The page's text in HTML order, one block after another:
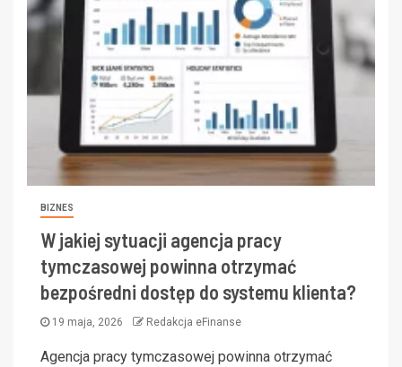
BIZNES
W jakiej sytuacji agencja pracy
tymczasowej powinna otrzymać
bezpośredni dostęp do systemu klienta?
19 maja, 2026 Redakcja eFinanse
Agencja pracy tymczasowej powinna otrzymać